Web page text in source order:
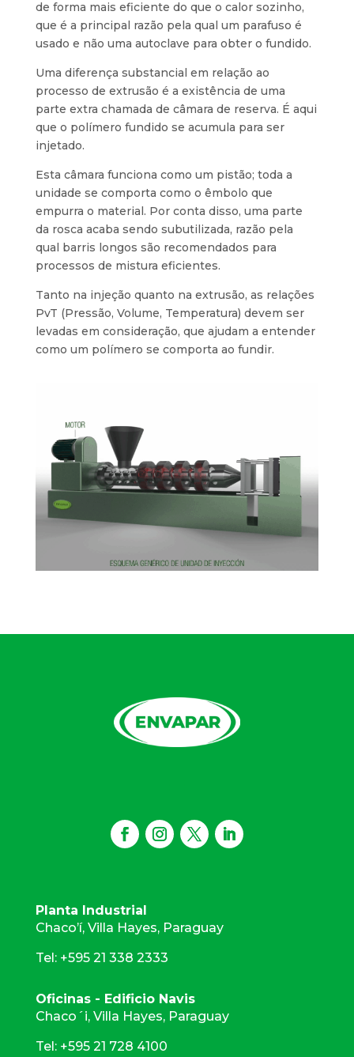
de forma mais eficiente do que o calor sozinho,
que é a principal razão pela qual um parafuso é
usado e não uma autoclave para obter o fundido.
Uma diferença substancial em relação ao
processo de extrusão é a existência de uma
parte extra chamada de câmara de reserva. É aqui
que o polímero fundido se acumula para ser
injetado.
Esta câmara funciona como um pistão; toda a
unidade se comporta como o êmbolo que
empurra o material. Por conta disso, uma parte
da rosca acaba sendo subutilizada, razão pela
qual barris longos são recomendados para
processos de mistura eficientes.
Tanto na injeção quanto na extrusão, as relações
PvT (Pressão, Volume, Temperatura) devem ser
levadas em consideração, que ajudam a entender
como um polímero se comporta ao fundir.
Planta Industrial
Chaco’í, Villa Hayes, Paraguay
Tel: +595 21 338 2333
Oficinas - Edificio Navis
Chaco´i, Villa Hayes, Paraguay
Tel: +595 21 728 4100